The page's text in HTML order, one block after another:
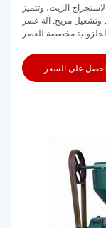
الزيت، وتتميز
وتشغيل مريح. آلة عصر
مخصصة للعصر
احصل على السعر